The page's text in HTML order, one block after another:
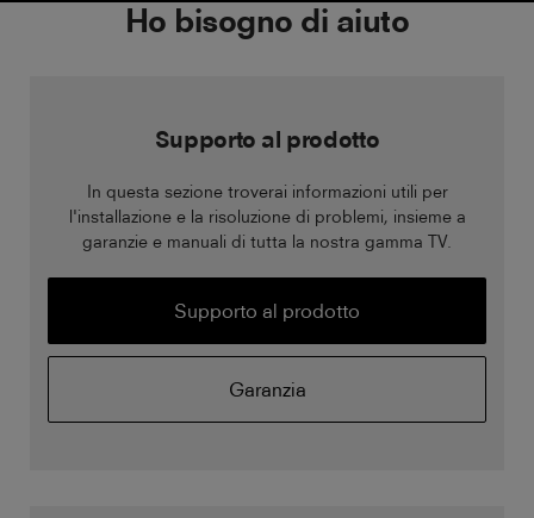
Ho bisogno di aiuto
Supporto al prodotto
In questa sezione troverai informazioni utili per
l'installazione e la risoluzione di problemi, insieme a
garanzie e manuali di tutta la nostra gamma TV.
Supporto al prodotto
Garanzia